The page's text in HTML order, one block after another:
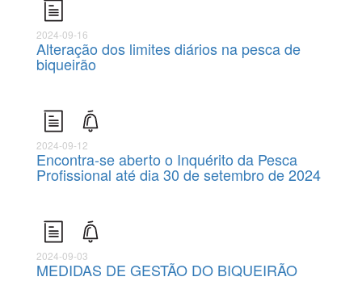
2024-09-16
Alteração dos limites diários na pesca de
biqueirão
2024-09-12
Encontra-se aberto o Inquérito da Pesca
Profissional até dia 30 de setembro de 2024
2024-09-03
MEDIDAS DE GESTÃO DO BIQUEIRÃO